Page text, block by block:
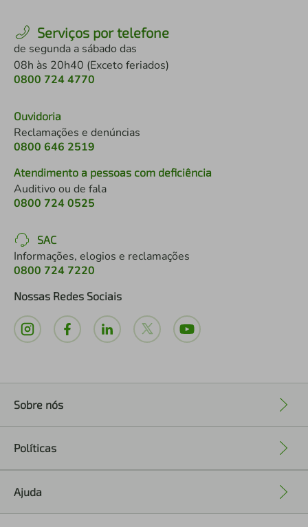
Serviços por telefone
de segunda a sábado das
08h às 20h40 (Exceto feriados)
0800 724 4770
Ouvidoria
Reclamações e denúncias
0800 646 2519
Atendimento a pessoas com deficiência
Auditivo ou de fala
0800 724 0525
SAC
Informações, elogios e reclamações
0800 724 7220
Nossas Redes Sociais
Sobre nós
Políticas
Ajuda